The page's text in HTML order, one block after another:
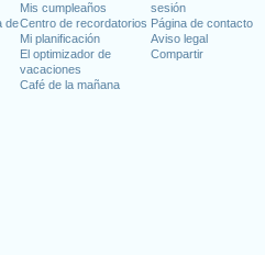
de
Mis cumpleaños
Centro de recordatorios
Mi planificación
El optimizador de
vacaciones
Café de la mañana
sesión
Página de contacto
Aviso legal
Compartir